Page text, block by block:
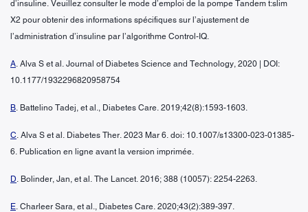
d’insuline. Veuillez consulter le mode d’emploi de la pompe Tandem t:slim
X2 pour obtenir des informations spécifiques sur l’ajustement de
l’administration d’insuline par l’algorithme Control-IQ.
A. Alva S et al. Journal of Diabetes Science and Technology, 2020 | DOI:
10.1177/1932296820958754
B. Battelino Tadej, et al., Diabetes Care. 2019;42(8):1593-1603.
C. Alva S et al. Diabetes Ther. 2023 Mar 6. doi: 10.1007/s13300-023-01385-
6. Publication en ligne avant la version imprimée.
D. Bolinder, Jan, et al. The Lancet. 2016; 388 (10057): 2254-2263.
E. Charleer Sara, et al., Diabetes Care. 2020;43(2):389-397.